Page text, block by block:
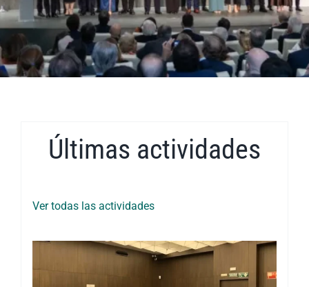
Últimas actividades
Ver todas las actividades